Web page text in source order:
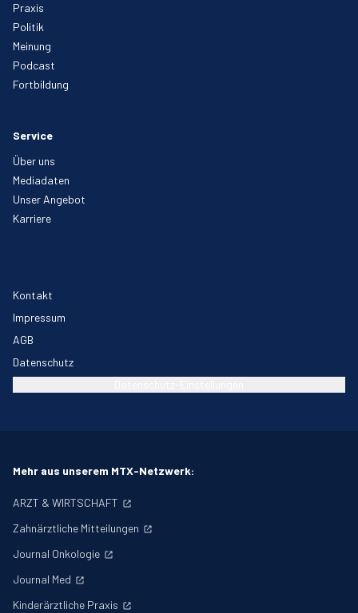
Praxis
Politik
Meinung
Podcast
Fortbildung
Service
Über uns
Mediadaten
Unser Angebot
Karriere
Kontakt
Impressum
AGB
Datenschutz
Mehr aus unserem MTX-Netzwerk:
ARZT & WIRTSCHAFT
Zahnärztliche Mitteilungen
Journal Onkologie
Journal Med
Kinderärztliche Praxis